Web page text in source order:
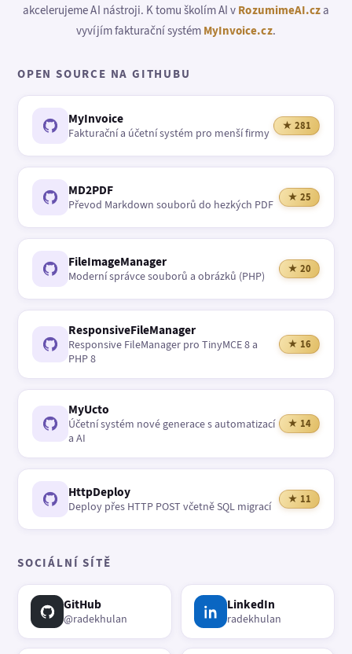
akcelerujeme AI nástroji. K tomu školím AI v RozumimeAI.cza
vyvíjím fakturační systém MyInvoice.cz.
OPEN SOURCE NA GITHUBU
MyInvoice
Fakturační a účetní systém pro menší firmy
★ 281
MD2PDF
Převod Markdown souborů do hezkých PDF
★ 25
FileImageManager
Moderní správce souborů a obrázků (PHP)
★ 20
ResponsiveFileManager
Responsive FileManager pro TinyMCE 8 a
PHP 8
★ 16
MyUcto
Účetní systém nové generace s automatizací
a AI
★ 14
HttpDeploy
Deploy přes HTTP POST včetně SQL migrací
★ 11
SOCIÁLNÍ SÍTĚ
GitHub
@radekhulan
LinkedIn
radekhulan